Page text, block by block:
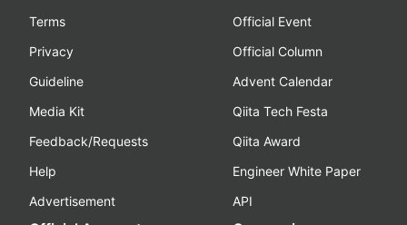
Terms
Privacy
Guideline
Media Kit
Feedback/Requests
Help
Advertisement
Official Event
Official Column
Advent Calendar
Qiita Tech Festa
Qiita Award
Engineer White Paper
API